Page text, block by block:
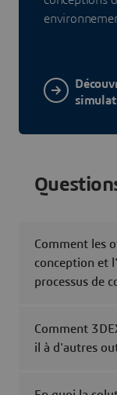
Comment les
conception et
processus de
Comment
il à d'autres